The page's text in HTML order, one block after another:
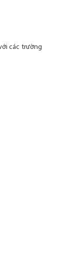
các trường